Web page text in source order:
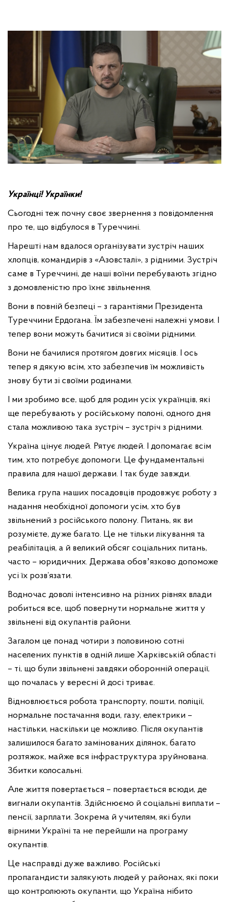
Українці! Українки!
Сьогодні теж почну своє звернення з повідомлення
про те, що відбулося в Туреччині.
Нарешті нам вдалося організувати зустріч наших
хлопців, командирів з «Азовсталі», з рідними. Зустріч
саме в Туреччині, де наші воїни перебувають згідно
з домовленістю про їхнє звільнення.
Вони в повній безпеці – з гарантіями Президента
Туреччини Ердогана. Їм забезпечені належні умови. І
тепер вони можуть бачитися зі своїми рідними.
Вони не бачилися протягом довгих місяців. І ось
тепер я дякую всім, хто забезпечив їм можливість
знову бути зі своїми родинами.
І ми зробимо все, щоб для родин усіх українців, які
ще перебувають у російському полоні, одного дня
стала можливою така зустріч – зустріч з рідними.
Україна цінує людей. Рятує людей. І допомагає всім
тим, хто потребує допомоги. Це фундаментальні
правила для нашої держави. І так буде завжди.
Велика група наших посадовців продовжує роботу з
надання необхідної допомоги усім, хто був
звільнений з російського полону. Питань, як ви
розумієте, дуже багато. Це не тільки лікування та
реабілітація, а й великий обсяг соціальних питань,
часто – юридичних. Держава обовʼязково допоможе
усі їх розв’язати.
Водночас доволі інтенсивно на різних рівнях влади
робиться все, щоб повернути нормальне життя у
звільнені від окупантів райони.
Загалом це понад чотири з половиною сотні
населених пунктів в одній лише Харківській області
– ті, що були звільнені завдяки оборонній операції,
що почалась у вересні й досі триває.
Відновлюється робота транспорту, пошти, поліції,
нормальне постачання води, газу, електрики –
настільки, наскільки це можливо. Після окупантів
залишилося багато замінованих ділянок, багато
розтяжок, майже вся інфраструктура зруйнована.
Збитки колосальні.
Але життя повертається – повертається всюди, де
вигнали окупантів. Здійснюємо й соціальні виплати –
пенсії, зарплати. Зокрема й учителям, які були
вірними Україні та не перейшли на програму
окупантів.
Це насправді дуже важливо. Російські
пропагандисти залякують людей у районах, які поки
що контролюють окупанти, що Україна нібито